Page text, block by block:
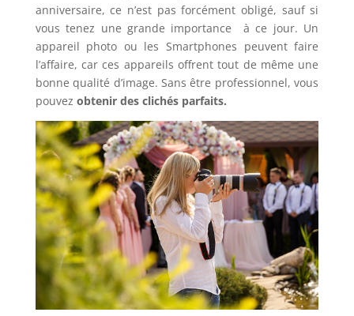
anniversaire, ce n’est pas forcément obligé, sauf si
vous tenez une grande importance
à ce jour. Un
appareil photo ou les Smartphones peuvent faire
l’affaire, car ces appareils offrent tout de même une
bonne qualité d’image. Sans être professionnel, vous
pouvez obtenir des clichés parfaits.